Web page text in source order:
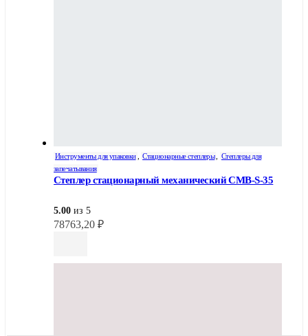
Инструменты для упаковки Стационарные степлеры
Степлеры для
запечатывания
Степлер стационарный механический СМВ-S-35
5.00 из 5
78763,20 ₽